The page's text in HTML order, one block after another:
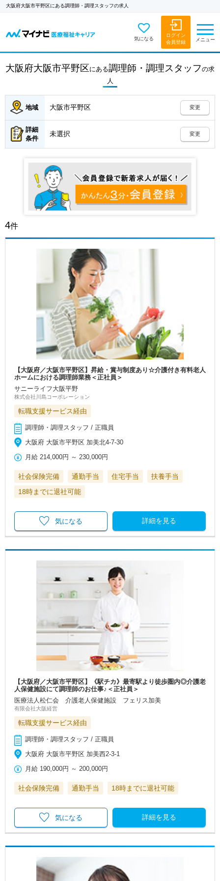
大阪府大阪市平野区にある調理師・調理スタッフの求人
気になる
ログイン
会員登録
メニュー
大阪府大阪市平野区にある調理師・調理スタッフの求
人
地域 大阪市平野区 変更
詳細
条件
未選択 変更
4件
【大阪府／大阪市平野区】昇給・賞与制度あり☆介護付き有料老人
ホームにおける調理師業務＜正社員＞
サニーライフ大阪平野
株式会社川島コーポレーション
転職支援サービス経由
調理師・調理スタッフ / 正職員
大阪府 大阪市平野区 加美北4-7-30
月給 214,000円 ～ 230,000円
社会保険完備 通勤手当 住宅手当
扶養手当
18時までに退社可能
詳細を見る
気になる
【大阪府／大阪市平野区】《駅チカ》最寄駅より徒歩圏内◎介護老
人保健施設にて調理師のお仕事♪＜正社員＞
医療法人松仁会 介護老人保健施設 フェリス加美
有限会社大阪経営
転職支援サービス経由
調理師・調理スタッフ / 正職員
大阪府 大阪市平野区 加美西2‐3‐1
月給 190,000円 ～ 200,000円
社会保険完備 通勤手当 18時までに退社可能
詳細を見る
気になる